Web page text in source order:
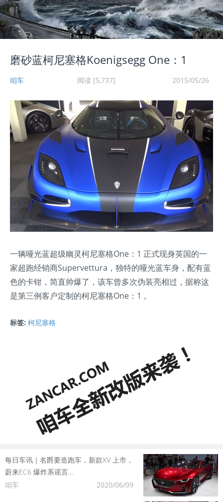
磨砂蓝柯尼塞格Koenigsegg One：1
咱车 阅读 [5,737] 2015/05/26
一辆哑光蓝超级幽灵柯尼塞格One：1 正式现身英国的一
家超跑经销商Supervettura，独特的哑光蓝车身，配有蓝
色的卡钳，简直帅爆了，该车曾多次伪装亮相过，据称这
是第三例客户定制的柯尼塞格One：1 。
标签: 柯尼塞格
每日车讯｜名爵要造跑车，新款XV 上市，
蔚来EC6 爆炸系谣言…
咱车
2020/06/09